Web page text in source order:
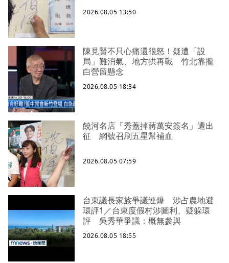
2026.08.05 13:50
陳見賢不只心痛還很怒！疑遭「設
局」難消氣、地方拱再戰 竹北靠攏
白營留懸念
2026.08.05 18:34
饒河名店「秀蓋掉蔣萬安簽名」遭出
征 網號召刷五星幫補血
2026.08.05 07:59
台東議長家族爭議連爆 涉占農地避
環評1／台東度假村涉圖利、疑躲環
評 吳秀華爭議：概無參與
2026.08.05 18:55